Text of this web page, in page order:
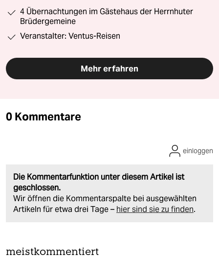
4 Übernachtungen im Gästehaus der Herrnhuter
Brüdergemeine
Veranstalter: Ventus-Reisen
Mehr erfahren
0 Kommentare
Die Kommentarfunktion unter diesem Artikel ist
geschlossen.
Wir öffnen die Kommentarspalte bei ausgewählten
Artikeln für etwa drei Tage – hier sind sie zu finden.
einloggen
meistkommentiert